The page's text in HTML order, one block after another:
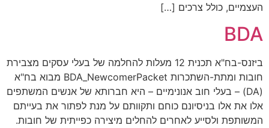
העצמיים, כולל צרכים […]
BDA
ביזנס-בח"א תכנית 12 מעלות להחלמה של בעלי עסקים מצבירת
חובות ומתת-השתכרות BDA_NewcomerPacket מבוא בח"א
(DA) – בעלי חוב אנונימיים – היא חברותא של אנשים המשתפים
אלו את אלו בניסיונם כוחם ותקוותם על מנת לפתור את בעייתם
המשותפת ולסייע לאחרים להחלים מיצירה כפייתית של חובות.